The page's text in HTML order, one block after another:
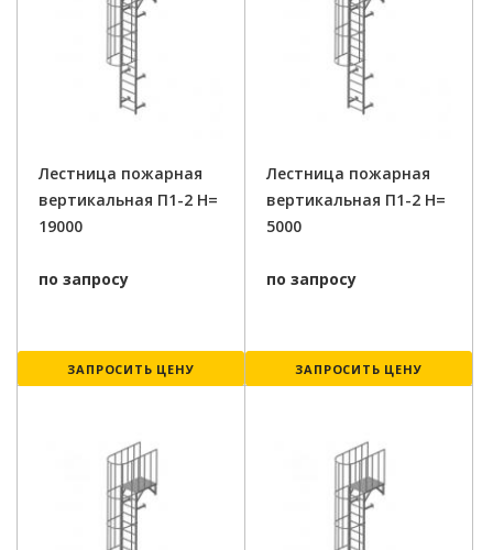
Лестница пожарная
вертикальная П1-2 H=
19000
по запросу
ЗАПРОСИТЬ ЦЕНУ
Лестница пожарная
вертикальная П1-2 H=
5000
по запросу
ЗАПРОСИТЬ ЦЕНУ